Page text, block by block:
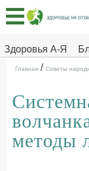
Здоровья А-Я
Главная
Тесты
Про
ДЕТЯМ
Главная / Советы
методы